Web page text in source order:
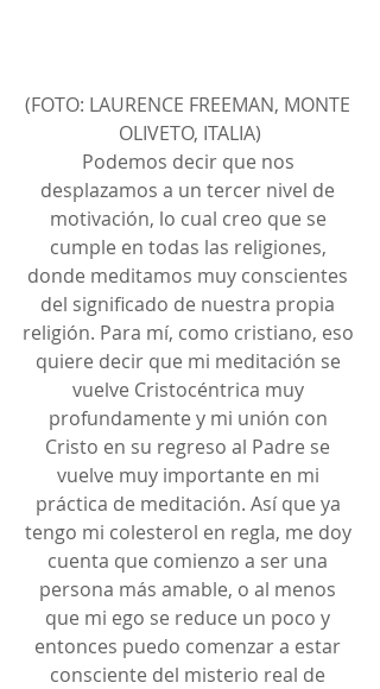
(FOTO: LAURENCE FREEMAN, MONTE
OLIVETO, ITALIA)
Podemos decir que nos
desplazamos a un tercer nivel de
motivación, lo cual creo que se
cumple en todas las religiones,
donde meditamos muy conscientes
del significado de nuestra propia
religión. Para mí, como cristiano, eso
quiere decir que mi meditación se
vuelve Cristocéntrica muy
profundamente y mi unión con
Cristo en su regreso al Padre se
vuelve muy importante en mi
práctica de meditación. Así que ya
tengo mi colesterol en regla, me doy
cuenta que comienzo a ser una
persona más amable, o al menos
que mi ego se reduce un poco y
entonces puedo comenzar a estar
consciente del misterio real de